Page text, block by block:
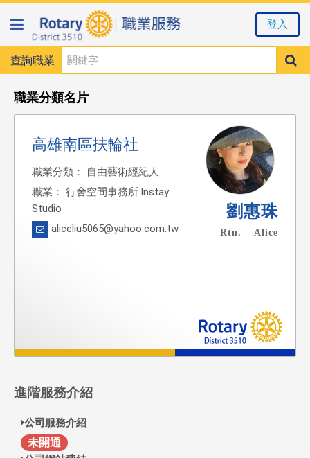
查詢職業
登入
職業分類名片
高雄南區扶輪社
職業分類： 自由藝術經紀人
職業： 行舍空間事務所 lnstay
Studio
aliceliu5065@yahoo.com.tw
劉惠珠
Rtn. Alice
進階服務介紹
公司服務介紹
未開通